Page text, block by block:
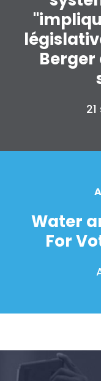
Berger
Water
For